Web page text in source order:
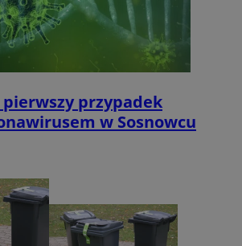
przypadek
w Sosnowcu